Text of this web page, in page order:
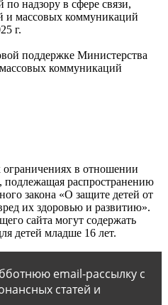
надзору в сфере связи,
и массовых коммуникаций
г.
поддержке Министерства
коммуникаций
в отношении
распространению
закона «О защите детей от
их здоровью и развитию».
сайта могут содержать
детей младше 16 лет.
email-рассылку с
статей и